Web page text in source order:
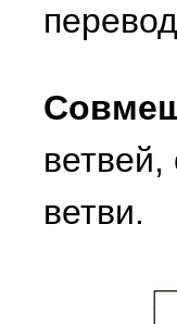
ветви.